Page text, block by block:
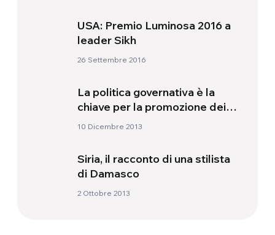
USA: Premio Luminosa 2016 a
leader Sikh
26 Settembre 2016
La politica governativa è la
chiave per la promozione dei
diritti umani
10 Dicembre 2013
Siria, il racconto di una stilista
di Damasco
2 Ottobre 2013